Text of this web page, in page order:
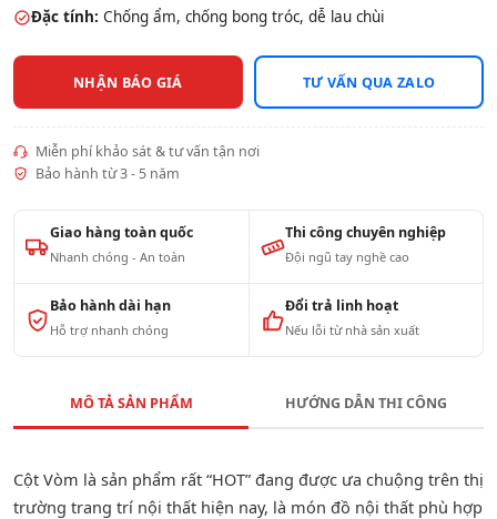
Đặc tính: Chống ẩm, chống bong tróc, dễ lau chùi
NHẬN BÁO GIÁ TƯ VẤN QUA ZALO
Miễn phí khảo sát & tư vấn tận nơi
Bảo hành từ 3 - 5 năm
Giao hàng toàn quốc
Nhanh chóng - An toàn
Thi công chuyên nghiệp
Đội ngũ tay nghề cao
Bảo hành dài hạn
Hỗ trợ nhanh chóng
Đổi trả linh hoạt
Nếu lỗi từ nhà sản xuất
MÔ TẢ SẢN PHẨM HƯỚNG DẪN THI CÔNG
Cột Vòm là sản phẩm rất “HOT” đang được ưa chuộng trên thị
trường trang trí nội thất hiện nay, là món đồ nội thất phù hợp